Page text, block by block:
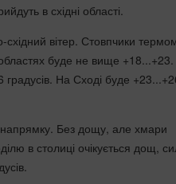
в східні області.
східний вітер. Стовпчики
буде не вище
градусів. На Сході буде
напрямку. Без дощу, але хмари
в столиці очікується дощ,